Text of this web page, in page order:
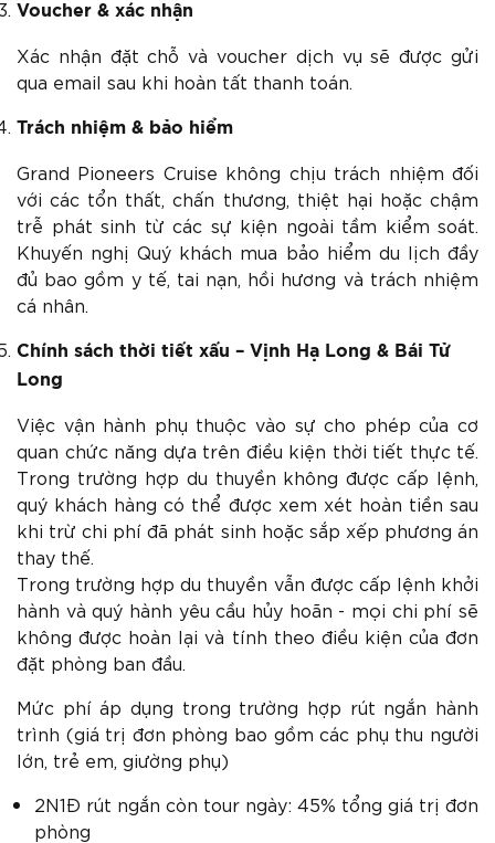
Voucher & xác nhận
Xác nhận đặt chỗ và voucher dịch vụ sẽ được gửi
qua email sau khi hoàn tất thanh toán.
Trách nhiệm & bảo hiểm
Grand Pioneers Cruise không chịu trách nhiệm đối
với các tổn thất, chấn thương, thiệt hại hoặc chậm
trễ phát sinh từ các sự kiện ngoài tầm kiểm soát.
Khuyến nghị Quý khách mua bảo hiểm du lịch đầy
đủ bao gồm y tế, tai nạn, hồi hương và trách nhiệm
cá nhân.
Chính sách thời tiết xấu – Vịnh Hạ Long & Bái Tử
Long
Việc vận hành phụ thuộc vào sự cho phép của cơ
quan chức năng dựa trên điều kiện thời tiết thực tế.
Trong trường hợp du thuyền không được cấp lệnh,
quý khách hàng có thể được xem xét hoàn tiền sau
khi trừ chi phí đã phát sinh hoặc sắp xếp phương án
thay thế.
Trong trường hợp du thuyền vẫn được cấp lệnh khởi
hành và quý hành yêu cầu hủy hoãn - mọi chi phí sẽ
không được hoàn lại và tính theo điều kiện của đơn
đặt phòng ban đầu.
Mức phí áp dụng trong trường hợp rút ngắn hành
trình (giá trị đơn phòng bao gồm các phụ thu người
lớn, trẻ em, giường phụ)
2N1Đ rút ngắn còn tour ngày: 45% tổng giá trị đơn
phòng